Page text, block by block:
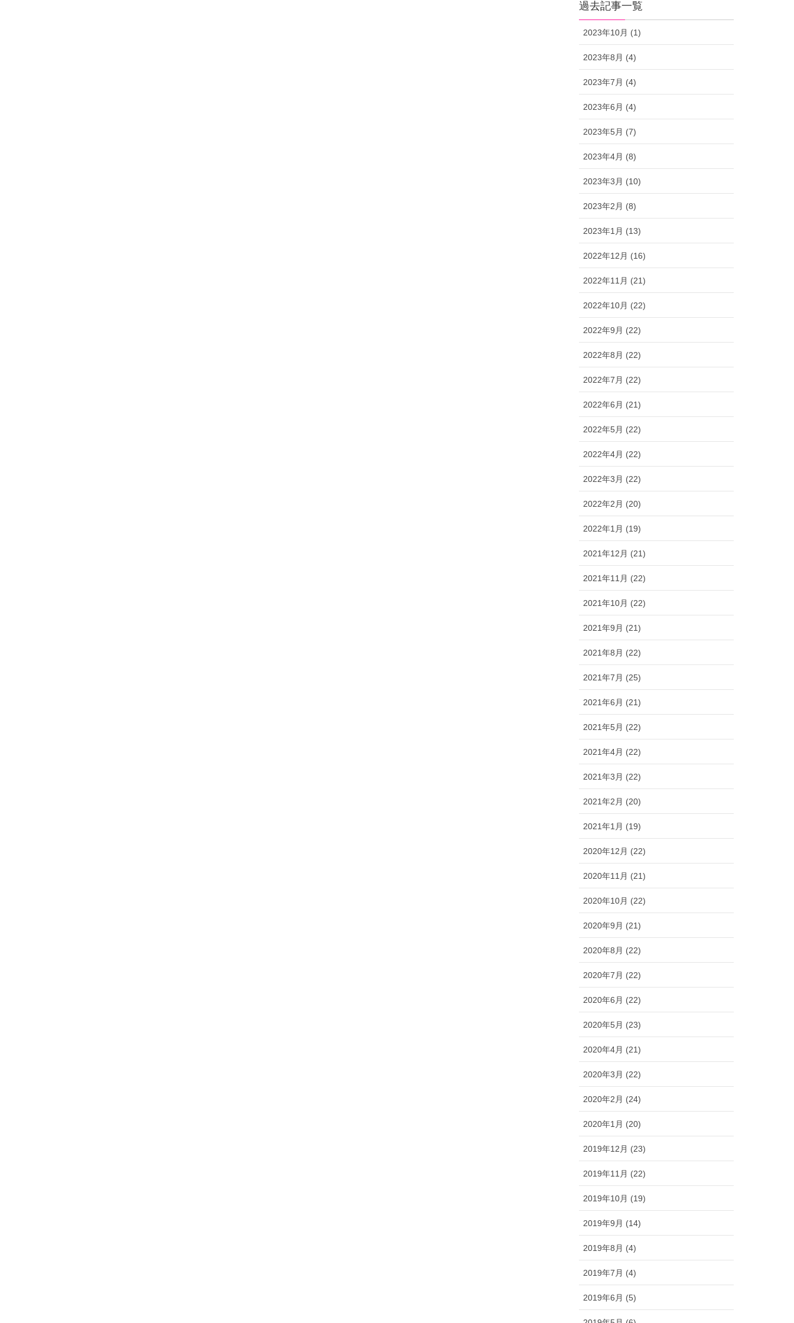
過去記事一覧
2023年10月 (1)
2023年8月 (4)
2023年7月 (4)
2023年6月 (4)
2023年5月 (7)
2023年4月 (8)
2023年3月 (10)
2023年2月 (8)
2023年1月 (13)
2022年12月 (16)
2022年11月 (21)
2022年10月 (22)
2022年9月 (22)
2022年8月 (22)
2022年7月 (22)
2022年6月 (21)
2022年5月 (22)
2022年4月 (22)
2022年3月 (22)
2022年2月 (20)
2022年1月 (19)
2021年12月 (21)
2021年11月 (22)
2021年10月 (22)
2021年9月 (21)
2021年8月 (22)
2021年7月 (25)
2021年6月 (21)
2021年5月 (22)
2021年4月 (22)
2021年3月 (22)
2021年2月 (20)
2021年1月 (19)
2020年12月 (22)
2020年11月 (21)
2020年10月 (22)
2020年9月 (21)
2020年8月 (22)
2020年7月 (22)
2020年6月 (22)
2020年5月 (23)
2020年4月 (21)
2020年3月 (22)
2020年2月 (24)
2020年1月 (20)
2019年12月 (23)
2019年11月 (22)
2019年10月 (19)
2019年9月 (14)
2019年8月 (4)
2019年7月 (4)
2019年6月 (5)